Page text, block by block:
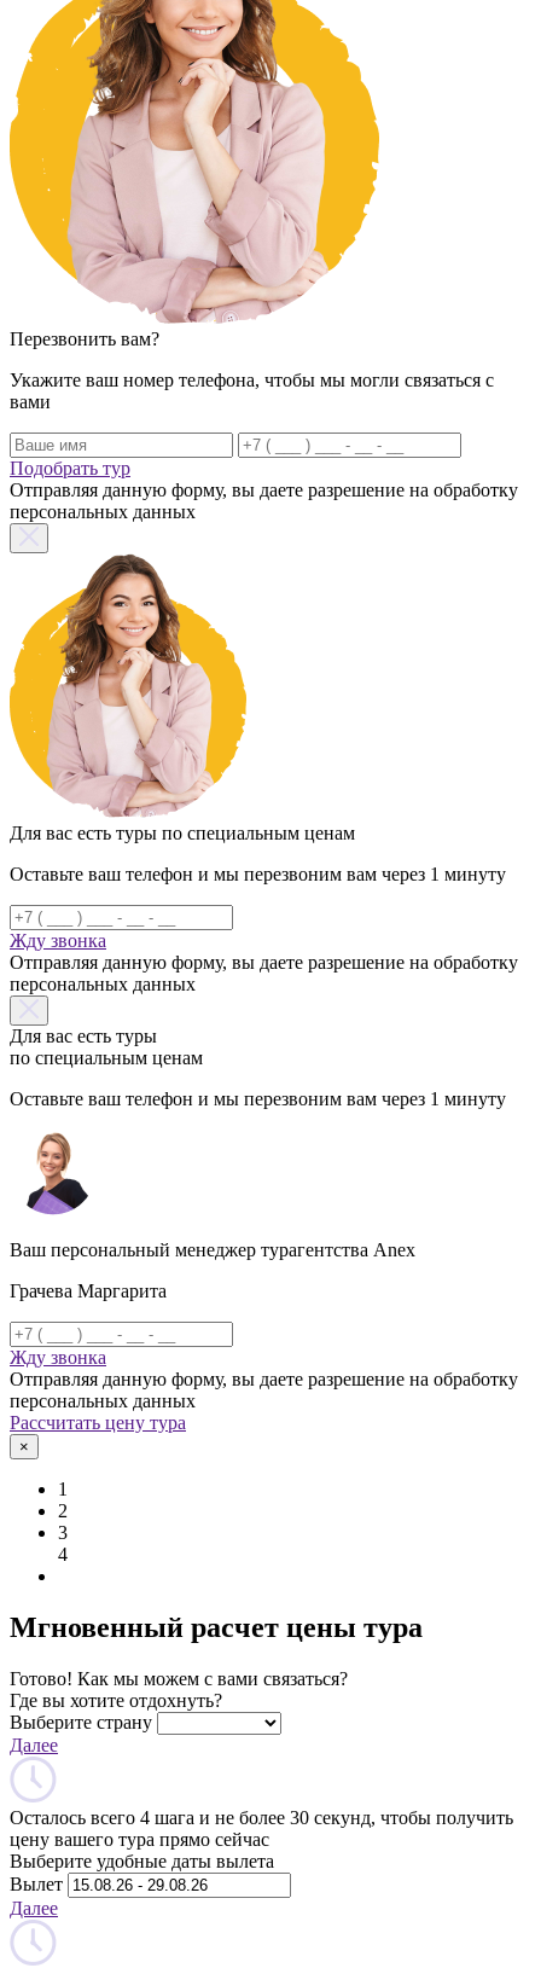
Перезвонить вам?
Укажите ваш номер телефона, чтобы мы могли связаться с
вами
Подобрать тур
Отправляя данную форму, вы даете разрешение на обработку
персональных данных
Для вас есть туры по специальным ценам
Оставьте ваш телефон и мы перезвоним вам через 1 минуту
Жду звонка
Отправляя данную форму, вы даете разрешение на обработку
персональных данных
Для вас есть туры
по специальным ценам
Оставьте ваш телефон и мы перезвоним вам через 1 минуту
Ваш персональный менеджер турагентства Anex
Грачева Маргарита
Жду звонка
Отправляя данную форму, вы даете разрешение на обработку
персональных данных
Рассчитать цену тура
×
1
2
3
4
Мгновенный расчет цены тура
Готово! Как мы можем с вами связаться?
Где вы хотите отдохнуть?
Выберите страну
Далее
Осталось всего 4 шага и не более 30 секунд, чтобы получить
цену вашего тура прямо сейчас
Выберите удобные даты вылета
Вылет
Далее